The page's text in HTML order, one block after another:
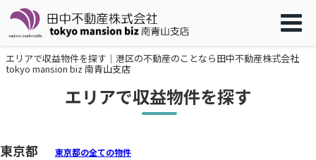
エリアで収益物件を探す｜港区の不動産のことなら田中不動産株式会社
tokyo mansion biz 南青山支店
エリアで収益物件を探す
東京都 東京都の全ての物件